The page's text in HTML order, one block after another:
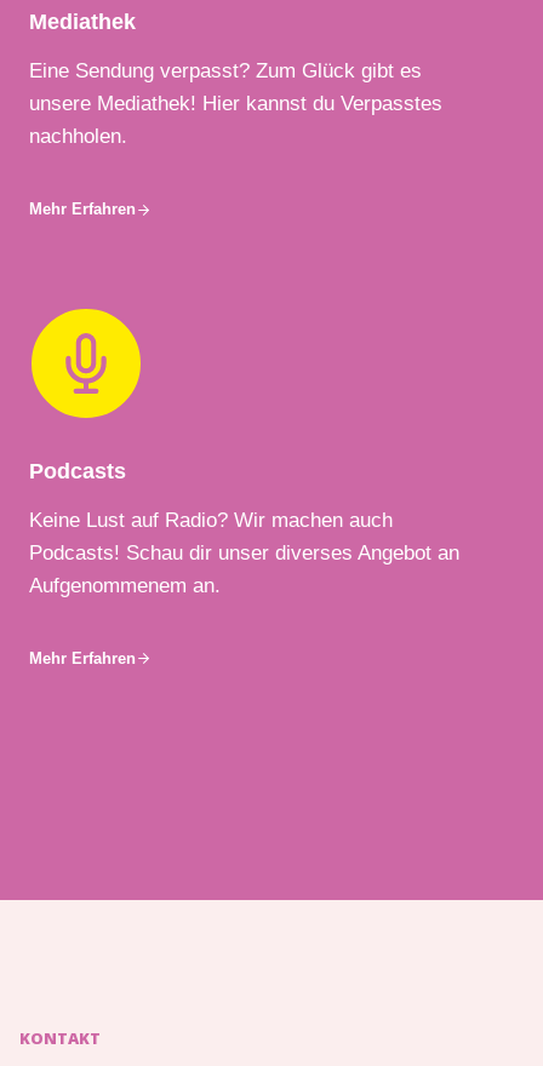
Mediathek
Eine Sendung verpasst? Zum Glück gibt es
unsere Mediathek! Hier kannst du Verpasstes
nachholen.
Mehr Erfahren
Podcasts
Keine Lust auf Radio? Wir machen auch
Podcasts! Schau dir unser diverses Angebot an
Aufgenommenem an.
Mehr Erfahren
KONTAKT